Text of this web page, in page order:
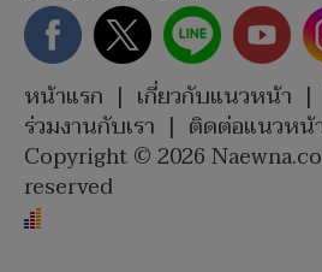
หน้าแรก | เกี่ยวกับแนวหน้า |
ร่วมงานกับเรา | ติดต่อแนวหน้
Copyright © 2026
reserved